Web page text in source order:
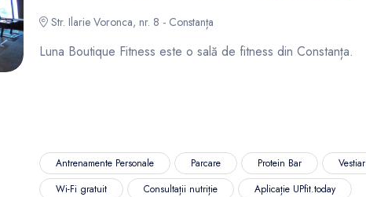
Str. Ilarie Voronca, nr. 8 - Constanța
Luna Boutique Fitness este o sală de fitness din Constanța.
Antrenamente Personale Parcare Protein Bar
Vestiar
Wi-Fi gratuit
Consultații nutriție
Aplicație UPfit.today